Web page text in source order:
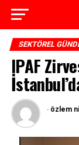
SEKTÖREL
IPAF
- özlem